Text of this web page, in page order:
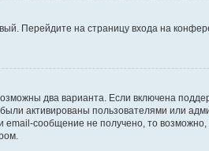
Перейдите на страницу входа на
два варианта. Если включена
активированы пользователями или
сообщение не получено, то